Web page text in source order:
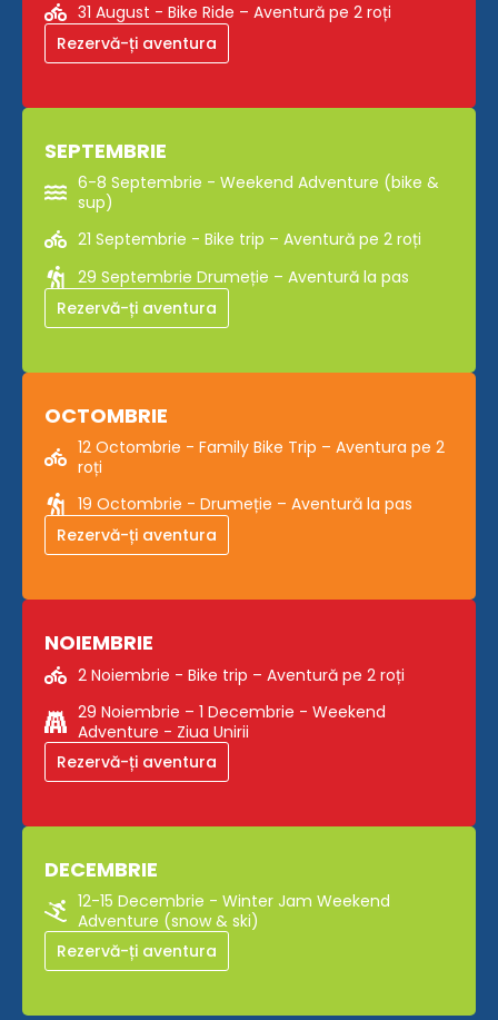
31 August - Bike Ride – Aventură pe 2 roți
Rezervă-ți aventura
SEPTEMBRIE
6-8 Septembrie - Weekend Adventure (bike &
sup)
21 Septembrie - Bike trip – Aventură pe 2 roți
29 Septembrie Drumeție – Aventură la pas
Rezervă-ți aventura
OCTOMBRIE
12 Octombrie - Family Bike Trip – Aventura pe 2
roți
19 Octombrie - Drumeție – Aventură la pas
Rezervă-ți aventura
NOIEMBRIE
2 Noiembrie - Bike trip – Aventură pe 2 roți
29 Noiembrie – 1 Decembrie - Weekend
Adventure - Ziua Unirii
Rezervă-ți aventura
DECEMBRIE
12-15 Decembrie - Winter Jam Weekend
Adventure (snow & ski)
Rezervă-ți aventura